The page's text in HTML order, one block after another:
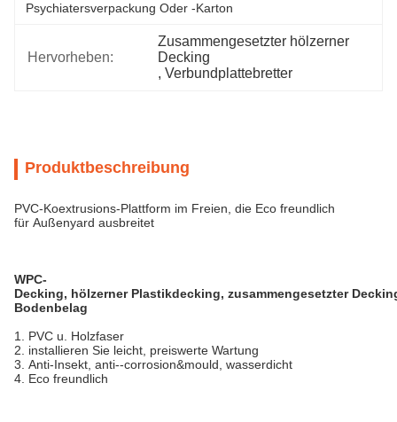
Psychiatersverpackung Oder -karton
Hervorheben:
Zusammengesetzter hölzerner
Decking
, Verbundplattebretter
Produktbeschreibung
PVC-Koextrusions-Plattform im Freien, die Eco freundlich
für Außenyard ausbreitet
WPC-
Decking, hölzerner Plastikdecking, zusammengesetzter
Bodenbelag
1. PVC u. Holzfaser
2. installieren Sie leicht, preiswerte Wartung
3. Anti-Insekt, anti--corrosion&mould, wasserdicht
4. Eco freundlich